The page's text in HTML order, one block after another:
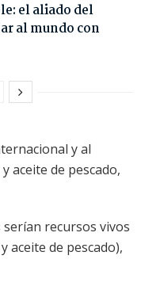
el aliado del
al mundo con
y al
aceite de pescado,
recursos vivos
aceite de pescado),